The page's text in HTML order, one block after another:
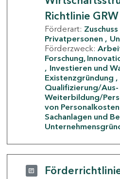
Richtlinie
Förderart: Zuschuss
Privatpersonen
Förderzweck:
Forschung,
Investieren und
Existenzgründung
Qualifizierung/Aus-
Weiterbildung/
von Personalkosten
Sachanlagen und